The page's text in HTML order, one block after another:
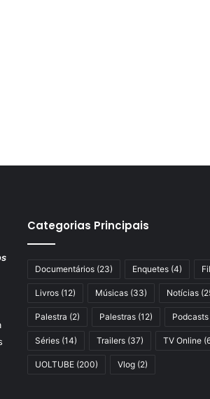
Categorias Principais
Documentários(23) Enquetes(4)
Livros(12) Músicas(33) Notícias
Palestra (2) Palestras(12) Podcasts
Séries(14) Trailers(37) TV Online
UOLTUBE(200) Vlog(2)